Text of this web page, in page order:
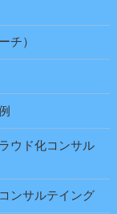
チ）
ウド化コンサル
ンサルテイング